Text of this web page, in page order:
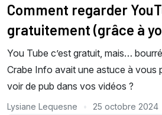
Comment regarder
gratuitement (grâce à
You Tube c’est gratuit, mais…
Crabe Info avait une astuce à vous
voir de pub dans vos vidéos ?
Lysiane Lequesne 25 octobre 2024